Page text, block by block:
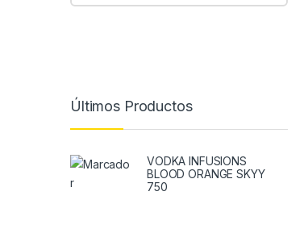
Últimos Productos
VODKA INFUSIONS
BLOOD ORANGE SKYY
750